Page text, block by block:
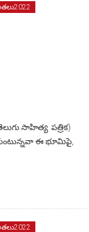
సాహిత్య పత్రిక)
ఈ భూమిపై,